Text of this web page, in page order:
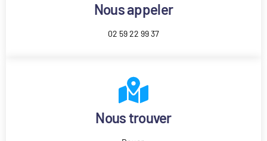
Nous appeler
02 59 22 99 37
Nous trouver